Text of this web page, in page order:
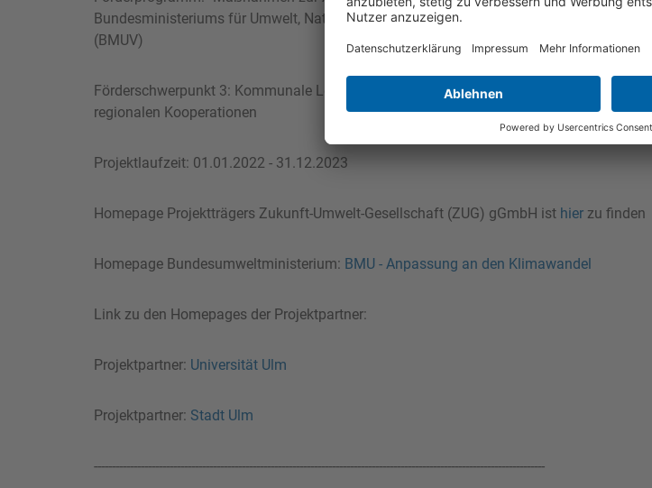
Bundesministeriums für Umwelt, Naturschutz, nukleare Sicherheit und Verbraucherschutz
(BMUV)
Förderschwerpunkt 3: Kommunale Leuchtturmvorhaben sowie Aufbau von lokalen und
regionalen Kooperationen
Projektlaufzeit: 01.01.2022 - 31.12.2023
Homepage Projektträgers Zukunft-Umwelt-Gesellschaft (ZUG) gGmbH ist hier zu finden
Homepage Bundesumweltministerium: BMU - Anpassung an den Klimawandel
Link zu den Homepages der Projektpartner:
Projektpartner: Universität Ulm
Projektpartner: Stadt Ulm
-----------------------------------------------------------------------------------------------------------------------------